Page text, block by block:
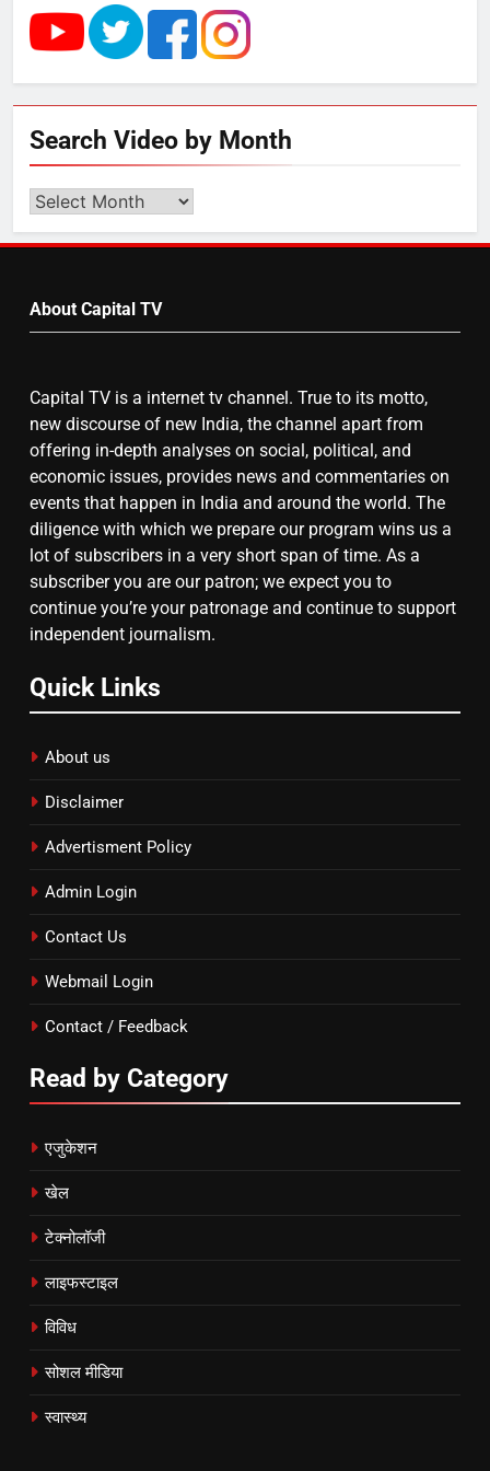
राम की नगरी अयोध्या में आने वाले भक्तों
6
उत्तर प्रदेश में गांवों में बढ़ेंगी सुविधाएं: 67%
बढ़ा पंचायतों का बजट
8
चुनाव से पहले लालू परिवार पर बड़ा झटका,
दिल्ली कोर्ट ने IRCTC घोटाले में आरोप
तय किए
Search Video by Month
Search
by
About Capital TV
Capital TV is a internet tv channel. True to its motto,
new discourse of new India, the channel apart from
offering in-depth analyses on social, political, and
economic issues, provides news and commentaries on
events that happen in India and around the world. The
diligence with which we prepare our program wins us a
lot of subscribers in a very short span of time. As a
subscriber you are our patron; we expect you to
continue you’re your patronage and continue to support
independent journalism.
Quick Links
About us
Disclaimer
Advertisment Policy
Admin Login
Contact Us
Webmail Login
Contact / Feedback
Read by Category
एजुकेशन
खेल
टेक्नोलॉजी
लाइफस्टाइल
विविध
सोशल मीडिया
स्वास्थ्य